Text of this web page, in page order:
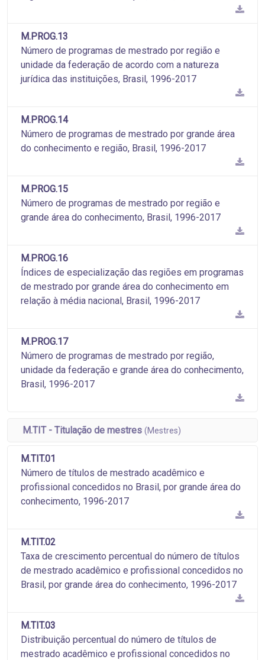
M.PROG.13
Número de programas de mestrado por região e
unidade da federação de acordo com a natureza
jurídica das instituições, Brasil, 1996-2017
M.PROG.14
Número de programas de mestrado por grande área
do conhecimento e região, Brasil, 1996-2017
M.PROG.15
Número de programas de mestrado por região e
grande área do conhecimento, Brasil, 1996-2017
M.PROG.16
Índices de especialização das regiões em programas
de mestrado por grande área do conhecimento em
relação à média nacional, Brasil, 1996-2017
M.PROG.17
Número de programas de mestrado por região,
unidade da federação e grande área do conhecimento,
Brasil, 1996-2017
M.TIT - Titulação de mestres (Mestres)
M.TIT.01
Número de títulos de mestrado acadêmico e
profissional concedidos no Brasil, por grande área do
conhecimento, 1996-2017
M.TIT.02
Taxa de crescimento percentual do número de títulos
de mestrado acadêmico e profissional concedidos no
Brasil, por grande área do conhecimento, 1996-2017
M.TIT.03
Distribuição percentual do número de títulos de
mestrado acadêmico e profissional concedidos no